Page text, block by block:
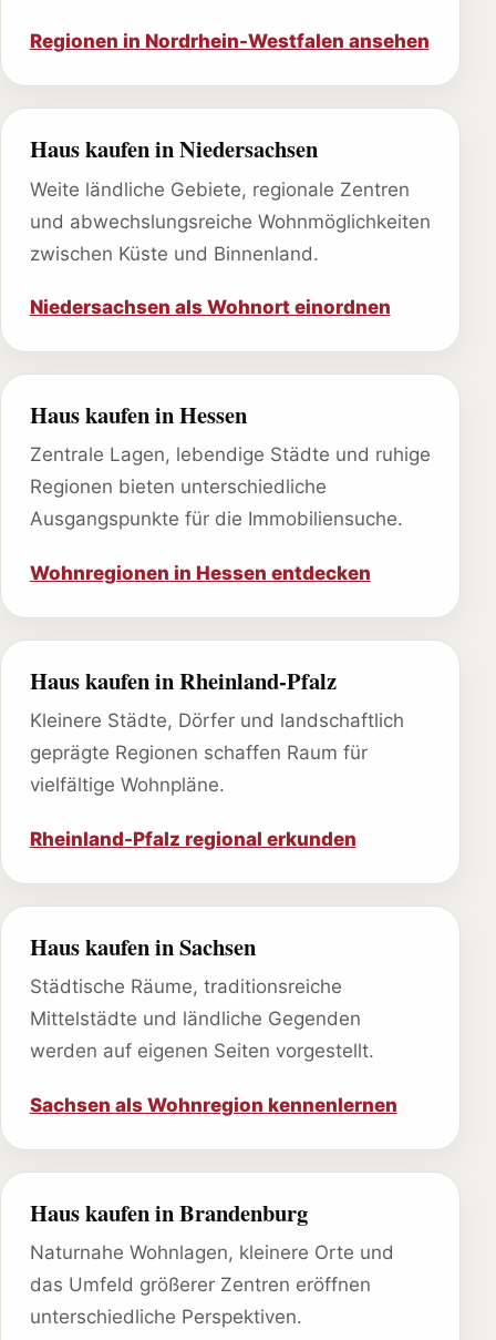
Regionen in Nordrhein-Westfalen ansehen
Haus kaufen in Niedersachsen
Weite ländliche Gebiete, regionale Zentren
und abwechslungsreiche Wohnmöglichkeiten
zwischen Küste und Binnenland.
Niedersachsen als Wohnort einordnen
Haus kaufen in Hessen
Zentrale Lagen, lebendige Städte und ruhige
Regionen bieten unterschiedliche
Ausgangspunkte für die Immobiliensuche.
Wohnregionen in Hessen entdecken
Haus kaufen in Rheinland-Pfalz
Kleinere Städte, Dörfer und landschaftlich
geprägte Regionen schaffen Raum für
vielfältige Wohnpläne.
Rheinland-Pfalz regional erkunden
Haus kaufen in Sachsen
Städtische Räume, traditionsreiche
Mittelstädte und ländliche Gegenden
werden auf eigenen Seiten vorgestellt.
Sachsen als Wohnregion kennenlernen
Haus kaufen in Brandenburg
Naturnahe Wohnlagen, kleinere Orte und
das Umfeld größerer Zentren eröffnen
unterschiedliche Perspektiven.